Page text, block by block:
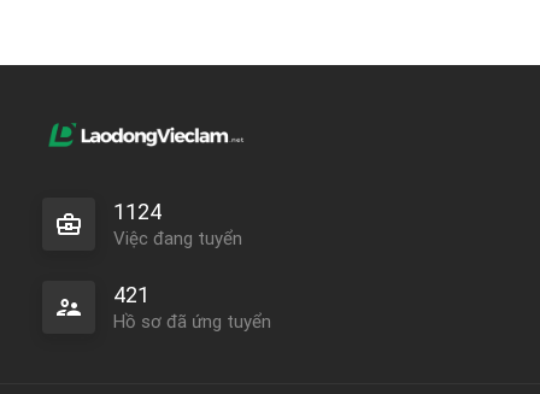
1124
Việc đang tuyển
421
Hồ sơ đã ứng tuyển